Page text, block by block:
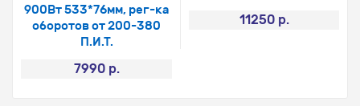
900Вт 533*76мм, рег-ка
оборотов от 200-380
П.И.Т.
7990 р.
11250 р.